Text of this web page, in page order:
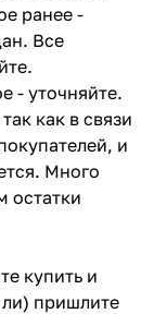
ранее -
Все
- уточняйте.
как в связи
и
Много
остатки
купить и
пришлите